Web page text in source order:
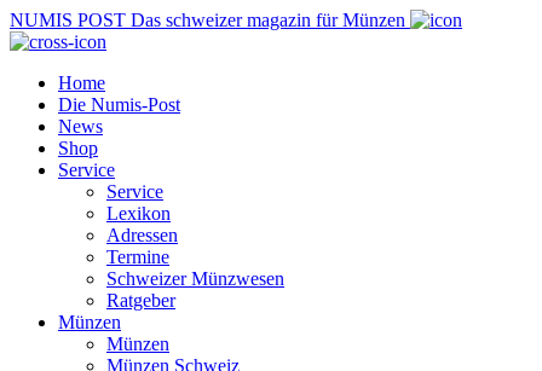
NUMIS POST Das schweizer magazin für Münzen
Home
Die Numis-Post
News
Shop
Service
Service
Lexikon
Adressen
Termine
Schweizer Münzwesen
Ratgeber
Münzen
Münzen
Münzen Schweiz